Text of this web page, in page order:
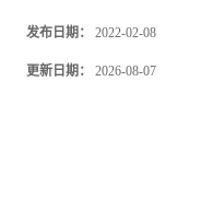
发布日期： 2022-02-08
更新日期： 2026-08-07